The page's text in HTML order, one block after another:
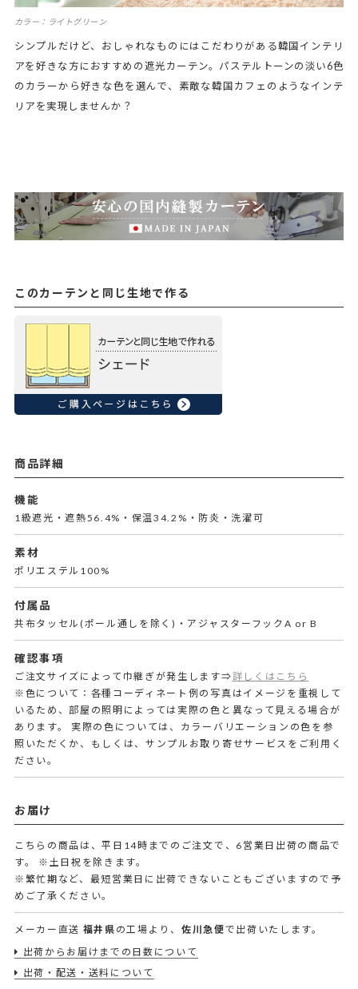
カラー：ライトグリーン
シンプルだけど、おしゃれなものにはこだわりがある韓国インテリ
アを好きな方におすすめの遮光カーテン。パステルトーンの淡い6色
のカラーから好きな色を選んで、素敵な韓国カフェのようなインテ
リアを実現しませんか？
このカーテンと同じ生地で作る
商品詳細
機能
1級遮光・遮熱56.4%・保温34.2%・防炎・洗濯可
素材
ポリエステル100%
付属品
共布タッセル(ポール通しを除く)・アジャスターフックA or B
確認事項
ご注文サイズによって巾継ぎが発生します⇒詳しくはこちら
※色について：各種コーディネート例の写真はイメージを重視して
いるため、部屋の照明によっては実際の色と異なって見える場合が
あります。 実際の色については、カラーバリエーションの色を参
照いただくか、もしくは、サンプルお取り寄せサービスをご利用く
ださい。
お届け
こちらの商品は、平日14時までのご注文で、6営業日出荷の商品で
す。
※土日祝を除きます。
※繁忙期など、最短営業日に出荷できないこともございますので予
めご了承ください。
メーカー直送 福井県 の工場より、 佐川急便で出荷いたします。
出荷からお届けまでの日数について
出荷・配送・送料について